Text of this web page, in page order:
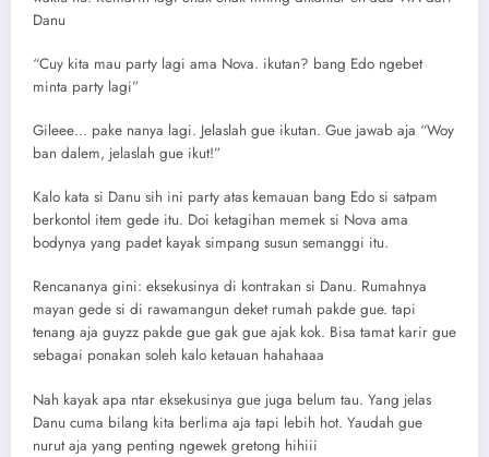
Danu
“Cuy kita mau party lagi ama Nova. ikutan? bang Edo ngebet
minta party lagi”
Gileee… pake nanya lagi. Jelaslah gue ikutan. Gue jawab aja “Woy
ban dalem, jelaslah gue ikut!”
Kalo kata si Danu sih ini party atas kemauan bang Edo si satpam
berkontol item gede itu. Doi ketagihan memek si Nova ama
bodynya yang padet kayak simpang susun semanggi itu.
Rencananya gini: eksekusinya di kontrakan si Danu. Rumahnya
mayan gede si di rawamangun deket rumah pakde gue. tapi
tenang aja guyzz pakde gue gak gue ajak kok. Bisa tamat karir gue
sebagai ponakan soleh kalo ketauan hahahaaa
Nah kayak apa ntar eksekusinya gue juga belum tau. Yang jelas
Danu cuma bilang kita berlima aja tapi lebih hot. Yaudah gue
nurut aja yang penting ngewek gretong hihiii